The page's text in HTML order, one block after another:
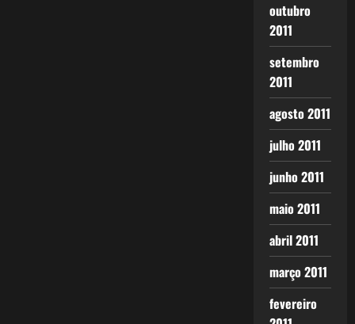
outubro
2011
setembro
2011
agosto 2011
julho 2011
junho 2011
maio 2011
abril 2011
março 2011
fevereiro